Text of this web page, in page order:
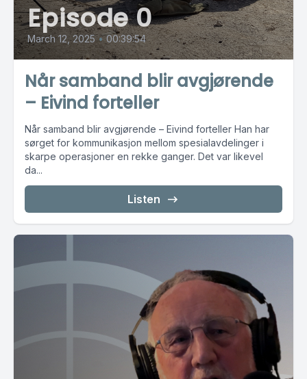
Episode 0
March 12, 2025 • 00:39:54
Når samband blir avgjørende
– Eivind forteller
Når samband blir avgjørende – Eivind forteller Han har
sørget for kommunikasjon mellom spesialavdelinger i
skarpe operasjoner en rekke ganger. Det var likevel
da...
Listen